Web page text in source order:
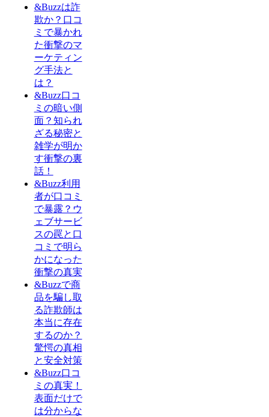
&Buzzは詐
欺か？口コ
ミで暴かれ
た衝撃のマ
ーケティン
グ手法と
は？
&Buzz口コ
ミの暗い側
面？知られ
ざる秘密と
雑学が明か
す衝撃の裏
話！
&Buzz利用
者が口コミ
で暴露？ウ
ェブサービ
スの罠と口
コミで明ら
かになった
衝撃の真実
&Buzzで商
品を騙し取
る詐欺師は
本当に存在
するのか？
驚愕の真相
と安全対策
&Buzz口コ
ミの真実！
表面だけで
は分からな